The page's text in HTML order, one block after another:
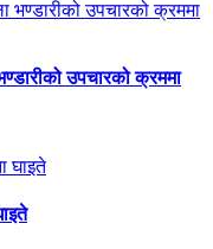
उपचारको क्रममा